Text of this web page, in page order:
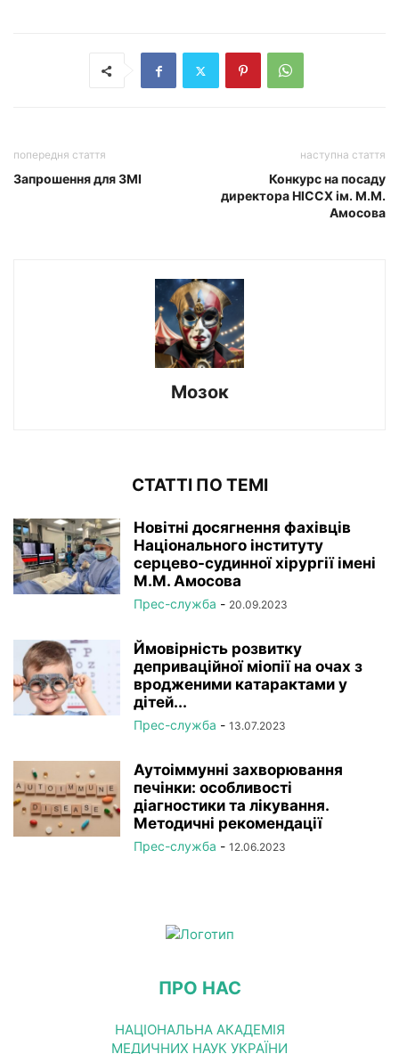
попередня стаття
Запрошення для ЗМІ
наступна стаття
Конкурс на посаду
директора НІССХ ім. М.М.
Амосова
Мозок
СТАТТІ ПО ТЕМІ
Новітні досягнення фахівців
Національного інституту
серцево-судинної хірургії імeні
М.М. Амосова
Прес-служба - 20.09.2023
Ймовірність розвитку
деприваційної міопії на очах з
вродженими катарактами у
дітей...
Прес-служба - 13.07.2023
Аутоіммунні захворювання
печінки: особливості
діагностики та лікування.
Методичні рекомендації
Прес-служба - 12.06.2023
ПРО НАС
НАЦІОНАЛЬНА АКАДЕМІЯ
МЕДИЧНИХ НАУК УКРАЇНИ